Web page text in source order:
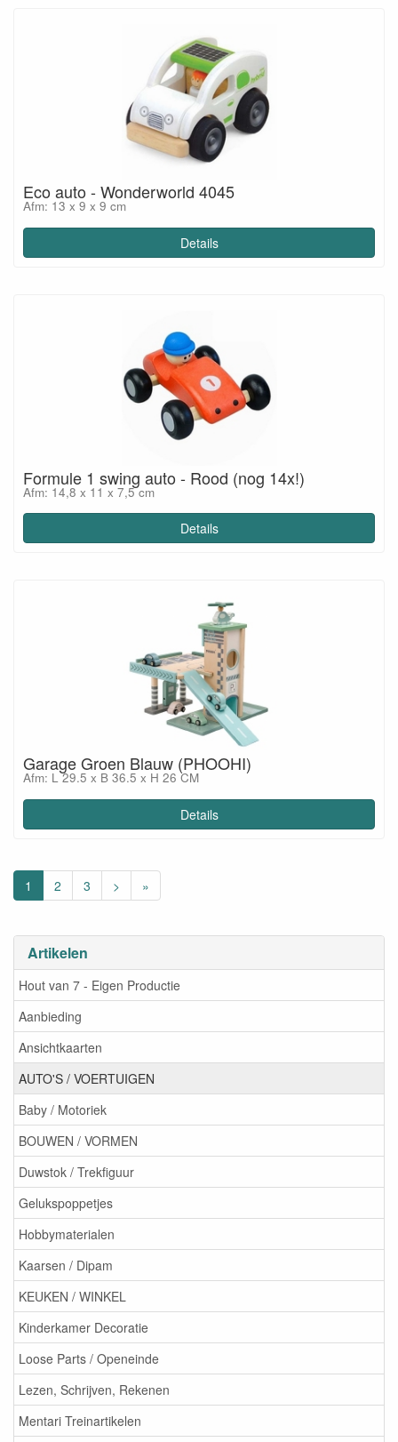
Artikelen
Hout van 7 - Eigen Productie
Aanbieding
Ansichtkaarten
AUTO'S / VOERTUIGEN
Baby / Motoriek
BOUWEN / VORMEN
Duwstok / Trekfiguur
Gelukspoppetjes
Hobbymaterialen
Kaarsen / Dipam
KEUKEN / WINKEL
Kinderkamer Decoratie
Loose Parts / Openeinde
Lezen, Schrijven, Rekenen
Mentari Treinartikelen
Eco auto - Wonderworld 4045
Afm: 13 x 9 x 9 cm
Details
Formule 1 swing auto - Rood (nog 14x!)
Afm: 14,8 x 11 x 7,5 cm
Details
Garage Groen Blauw (PHOOHI)
Afm: L 29.5 x B 36.5 x H 26 CM
Details
1 2 3 > »